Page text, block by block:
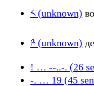
༨ (unknown)
༩ (unknown)
! … --..-. (26
-. … 19 (45